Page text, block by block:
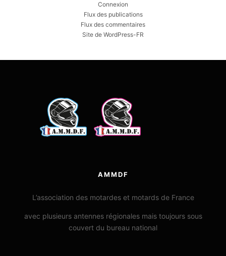
Connexion
Flux des publications
Flux des commentaires
Site de WordPress-FR
AMMDF
L’association des motardes et motards de France
avec plusieurs antennes régionales mais toujours sous
couvert du bureau national